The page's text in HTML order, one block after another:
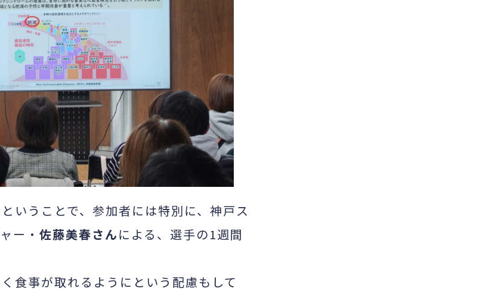
いうことで、参加者には特別に、神戸ス
ー・ 佐藤美春さんによる、選手の1週間
食事が取れるようにという配慮もして